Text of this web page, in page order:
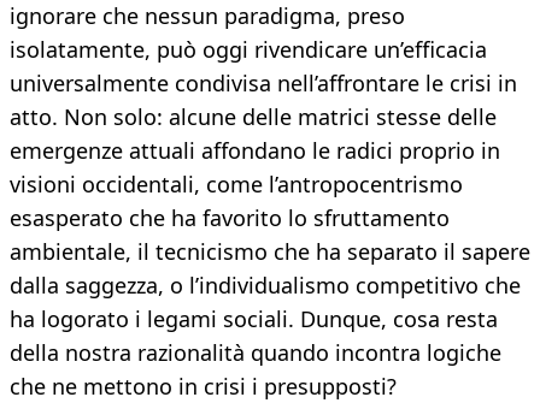
ignorare che nessun paradigma, preso
isolatamente, può oggi rivendicare un’efficacia
universalmente condivisa nell’affrontare le crisi in
atto. Non solo: alcune delle matrici stesse delle
emergenze attuali affondano le radici proprio in
visioni occidentali, come l’antropocentrismo
esasperato che ha favorito lo sfruttamento
ambientale, il tecnicismo che ha separato il sapere
dalla saggezza, o l’individualismo competitivo che
ha logorato i legami sociali. Dunque, cosa resta
della nostra razionalità quando incontra logiche
che ne mettono in crisi i presupposti?